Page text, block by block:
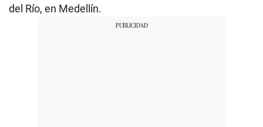
del Río, en Medellín.